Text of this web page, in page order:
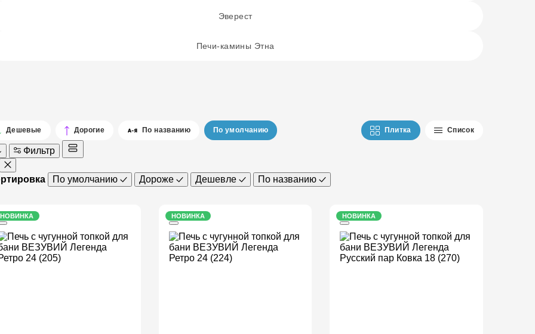
Эверест
Печи-камины Этна
Дешевые Дорогие По названию По умолчанию Плитка Список
Фильтр
По умолчанию Дороже Дешевле По названию
НОВИНКА НОВИНКА НОВИНКА